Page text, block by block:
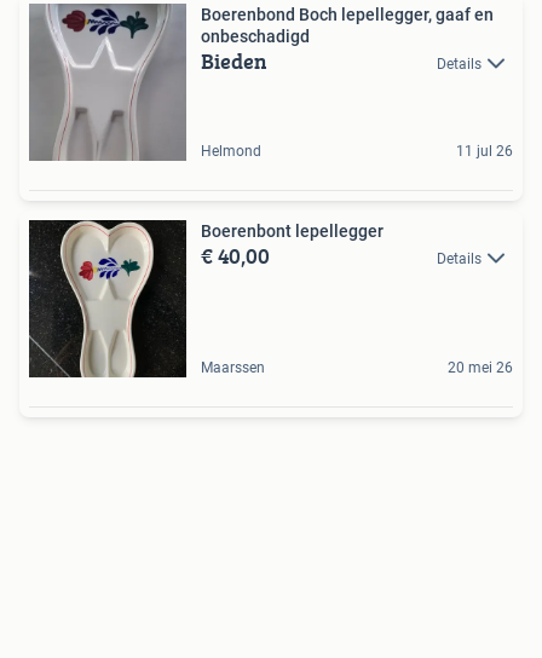
Boerenbond Boch lepellegger, gaaf en
onbeschadigd
Bieden Details
Helmond 11 jul 26
Boerenbont lepellegger
€ 40,00 Details
Maarssen 20 mei 26